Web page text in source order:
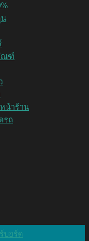
น
ณฑ์
น้าร้าน
รถ
บอร์ด